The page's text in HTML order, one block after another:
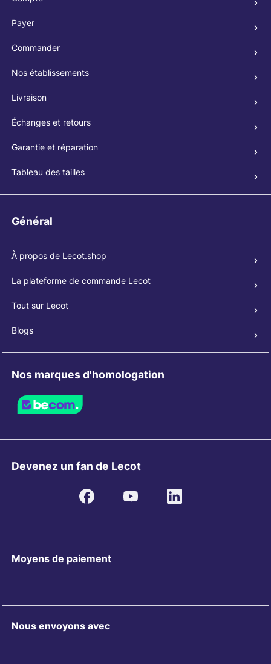
Payer
Commander
Nos établissements
Livraison
Échanges et retours
Garantie et réparation
Tableau des tailles
Général
À propos de Lecot.shop
La plateforme de commande Lecot
Tout sur Lecot
Blogs
Nos marques d'homologation
Devenez un fan de Lecot
Moyens de paiement
Nous envoyons avec